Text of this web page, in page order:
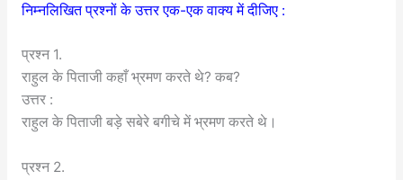
निम्नलिखित प्रश्नों के उत्तर एक-एक वाक्य में दीजिए :
प्रश्न 1.
राहुल के पिताजी कहाँ भ्रमण करते थे? कब?
उत्तर :
राहुल के पिताजी बड़े सबेरे बगीचे में भ्रमण करते थे।
प्रश्न 2.